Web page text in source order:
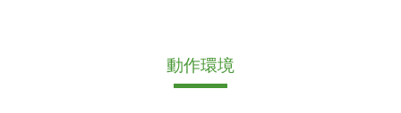
動作環境